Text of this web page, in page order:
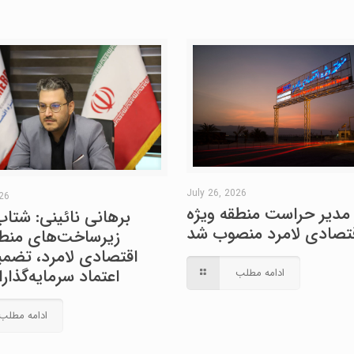
برهانی نائینی:
زیرساخت‌های
اقتصادی لامرد،
اعتماد
ادامه
July 26, 2026
مدیر حراست منطقه ویژه
لامرد منصوب شد
ادامه مطلب